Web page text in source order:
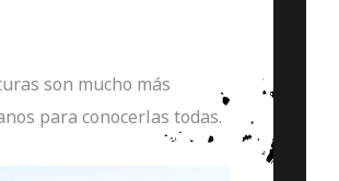
son mucho más
para conocerlas todas.